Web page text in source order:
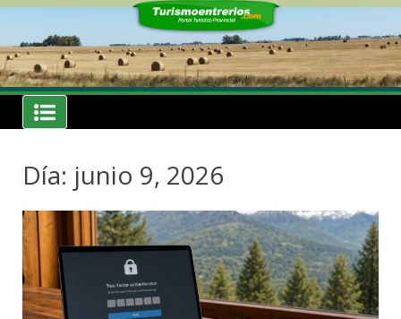
Skip
content
Noticias
Turismoentrerios.com
Día: junio 9, 2026